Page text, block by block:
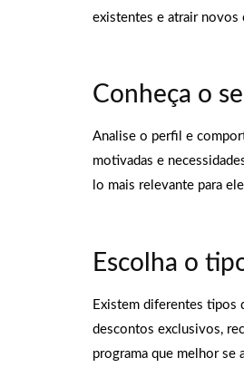
existentes e atrair novos
Conheça o
Analise o perfil e
motivadas e
lo mais relevante para
Escolha o
Existem diferentes tipos
descontos exclusivos,
programa que melhor se